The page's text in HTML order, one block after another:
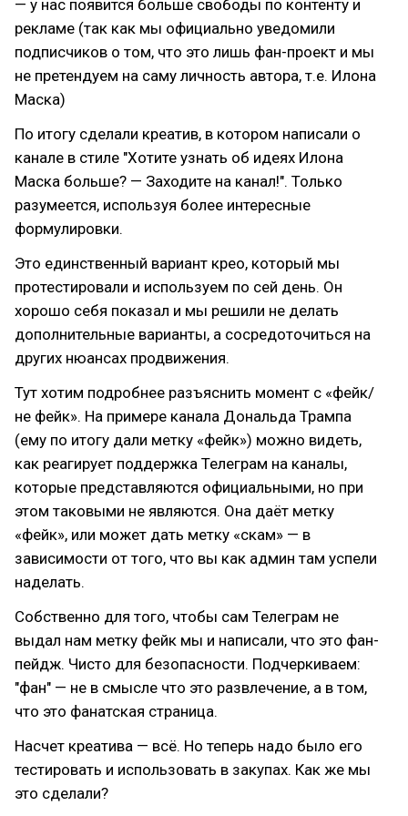
— у нас появится больше свободы по контенту и
рекламе (так как мы официально уведомили
подписчиков о том, что это лишь фан-проект и мы
не претендуем на саму личность автора, т.е. Илона
Маска)
По итогу сделали креатив, в котором написали о
канале в стиле "Хотите узнать об идеях Илона
Маска больше? — Заходите на канал!". Только
разумеется, используя более интересные
формулировки.
Это единственный вариант крео, который мы
протестировали и используем по сей день. Он
хорошо себя показал и мы решили не делать
дополнительные варианты, а сосредоточиться на
других нюансах продвижения.
Тут хотим подробнее разъяснить момент с «фейк/
не фейк». На примере канала Дональда Трампа
(ему по итогу дали метку «фейк») можно видеть,
как реагирует поддержка Телеграм на каналы,
которые представляются официальными, но при
этом таковыми не являются. Она даёт метку
«фейк», или может дать метку «скам» — в
зависимости от того, что вы как админ там успели
наделать.
Собственно для того, чтобы сам Телеграм не
выдал нам метку фейк мы и написали, что это фан-
пейдж. Чисто для безопасности. Подчеркиваем:
"фан" — не в смысле что это развлечение, а в том,
что это фанатская страница.
Насчет креатива — всё. Но теперь надо было его
тестировать и использовать в закупах. Как же мы
это сделали?